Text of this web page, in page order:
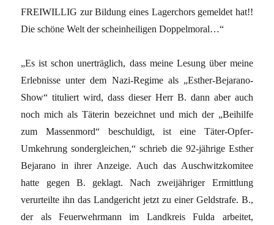
FREIWILLIG zur Bildung eines Lagerchors gemeldet hat!!
Die schöne Welt der scheinheiligen Doppelmoral…“
„Es ist schon unerträglich, dass meine Lesung über meine
Erlebnisse unter dem Nazi-Regime als „Esther-Bejarano-
Show“ tituliert wird, dass dieser Herr B. dann aber auch
noch mich als Täterin bezeichnet und mich der „Beihilfe
zum Massenmord“ beschuldigt, ist eine Täter-Opfer-
Umkehrung sondergleichen,“ schrieb die 92-jährige Esther
Bejarano in ihrer Anzeige. Auch das Auschwitzkomitee
hatte gegen B. geklagt. Nach zweijähriger Ermittlung
verurteilte ihn das Landgericht jetzt zu einer Geldstrafe. B.,
der als Feuerwehrmann im Landkreis Fulda arbeitet,